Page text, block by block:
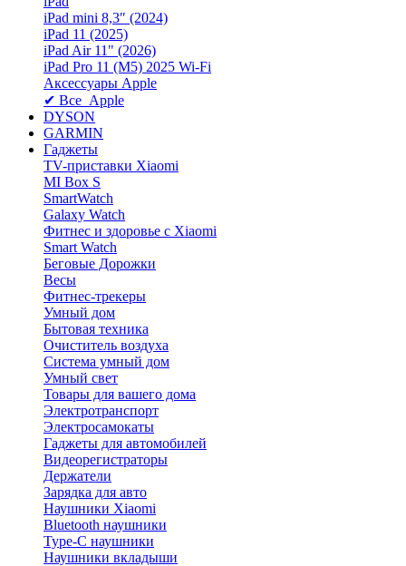
iPad mini 8,3″ (2024)
iPad 11 (2025)
iPad Air 11" (2026)
iPad Pro 11 (M5) 2025 Wi-Fi
Аксессуары Apple
✔ Все Apple
DYSON
GARMIN
Гаджеты
TV-приставки Xiaomi
MI Box S
SmartWatch
Galaxy Watch
Фитнес и здоровье с Xiaomi
Smart Watch
Беговые Дорожки
Весы
Фитнес-трекеры
Умный дом
Бытовая техника
Очиститель воздуха
Система умный дом
Умный свет
Товары для вашего дома
Электротранспорт
Электросамокаты
Гаджеты для автомобилей
Видеорегистраторы
Держатели
Зарядка для авто
Наушники Xiaomi
Bluetooth наушники
Type-C наушники
Наушники вкладыши